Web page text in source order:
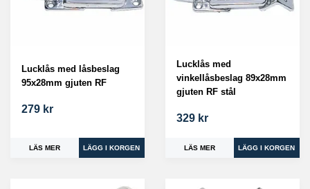
Lucklås med låsbeslag
95x28mm gjuten RF
279 kr
LÄS MER
Lucklås med
vinkellåsbeslag 89x28mm
gjuten RF stål
329 kr
LÄS MER